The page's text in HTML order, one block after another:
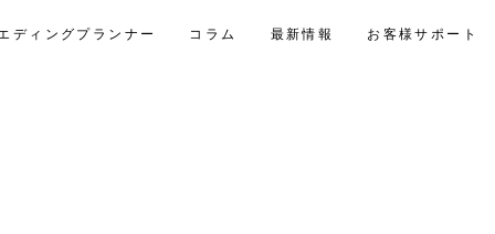
ディングプランナー コラム 最新情報 お客様サポート